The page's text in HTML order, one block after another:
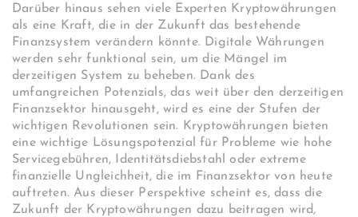
Darüber hinaus sehen viele Experten Kryptowährungen
als eine Kraft, die in der Zukunft das bestehende
Finanzsystem verändern könnte. Digitale Währungen
werden sehr funktional sein, um die Mängel im
derzeitigen System zu beheben. Dank des
umfangreichen Potenzials, das weit über den derzeitigen
Finanzsektor hinausgeht, wird es eine der Stufen der
wichtigen Revolutionen sein. Kryptowährungen bieten
eine wichtige Lösungspotenzial für Probleme wie hohe
Servicegebühren, Identitätsdiebstahl oder extreme
finanzielle Ungleichheit, die im Finanzsektor von heute
auftreten. Aus dieser Perspektive scheint es, dass die
Zukunft der Kryptowährungen dazu beitragen wird,